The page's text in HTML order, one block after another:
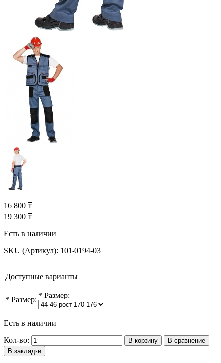
16 800 ₸
19 300 ₸
Есть в наличии
SKU (Артикул): 101-0194-03
Доступные варианты
* Размер:
* Размер:
Есть в наличии
Кол-во: В корзину
В сравнение
В закладки